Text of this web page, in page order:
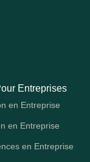
Entreprises
en Entreprise
en Entreprise
en Entreprise